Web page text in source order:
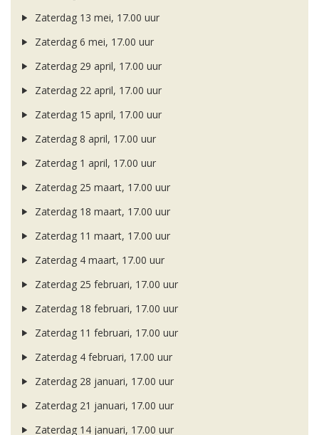
Zaterdag 13 mei, 17.00 uur
Zaterdag 6 mei, 17.00 uur
Zaterdag 29 april, 17.00 uur
Zaterdag 22 april, 17.00 uur
Zaterdag 15 april, 17.00 uur
Zaterdag 8 april, 17.00 uur
Zaterdag 1 april, 17.00 uur
Zaterdag 25 maart, 17.00 uur
Zaterdag 18 maart, 17.00 uur
Zaterdag 11 maart, 17.00 uur
Zaterdag 4 maart, 17.00 uur
Zaterdag 25 februari, 17.00 uur
Zaterdag 18 februari, 17.00 uur
Zaterdag 11 februari, 17.00 uur
Zaterdag 4 februari, 17.00 uur
Zaterdag 28 januari, 17.00 uur
Zaterdag 21 januari, 17.00 uur
Zaterdag 14 januari, 17.00 uur